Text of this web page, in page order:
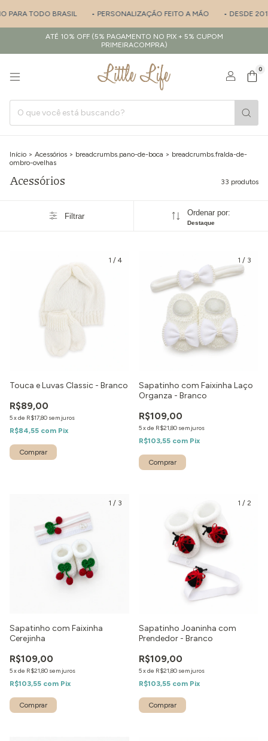
TODO BRASIL • PERSONALIZAÇÃO FEITO A MÃO • DESDE 2017 -
ATÉ 10% OFF (5% PAGAMENTO NO PIX + 5% CUPOM
PRIMEIRACOMPRA)
0
Início > Acessórios > breadcrumbs.pano-de-boca > breadcrumbs.fralda-de-
ombro-ovelhas
Acessórios 33 produtos
Filtrar Ordenar por:
Destaque
1 / 4
Touca e Luvas Classic - Branco
R$89,00
5xde R$17,80 sem juros
R$84,55 com Pix
1 / 3
Sapatinho com Faixinha Laço
Organza - Branco
R$109,00
5xde R$21,80 sem juros
R$103,55 com Pix
Comprar
1 / 3
Sapatinho com Faixinha
Cerejinha
R$109,00
5xde R$21,80 sem juros
R$103,55 com Pix
Comprar
1 / 2
Sapatinho Joaninha com
Prendedor - Branco
R$109,00
5xde R$21,80 sem juros
R$103,55 com Pix